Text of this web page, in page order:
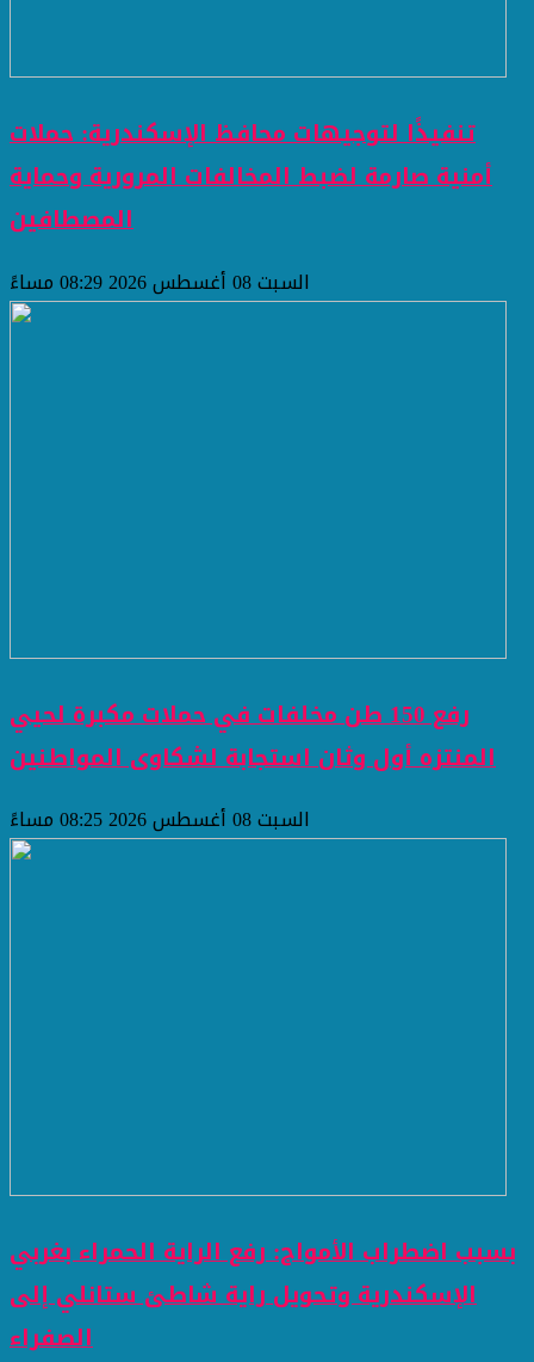
تنفيذًا لتوجيهات محافظ الإسكندرية: حملات
أمنية صارمة لضبط المخالفات المرورية وحماية
المصطافين
السبت 08 أغسطس 2026 08:29 مساءً
رفع 150 طن مخلفات في حملات مكبرة لحيي
المنتزه أول وثان استجابة لشكاوى المواطنين
السبت 08 أغسطس 2026 08:25 مساءً
بسبب اضطراب الأمواج: رفع الراية الحمراء بغربي
الإسكندرية وتحويل راية شاطئ ستانلي إلى
الصفراء